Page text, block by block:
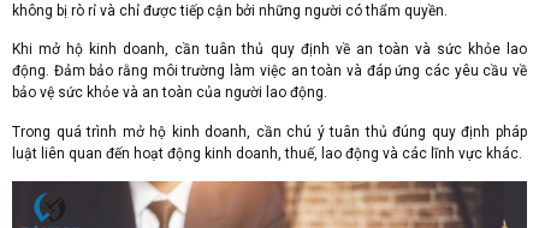
không bị rò rỉ và chỉ được tiếp cận bởi những người có thẩm quyền.
Khi mở hộ kinh doanh, cần tuân thủ quy định về an toàn và sức khỏe lao
động. Đảm bảo rằng môi trường làm việc an toàn và đáp ứng các yêu cầu về
bảo vệ sức khỏe và an toàn của người lao động.
Trong quá trình mở hộ kinh doanh, cần chú ý tuân thủ đúng quy định pháp
luật liên quan đến hoạt động kinh doanh, thuế, lao động và các lĩnh vực khác.